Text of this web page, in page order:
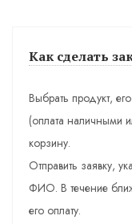
Как сделать
Выбрать продукт,
(оплата наличными
корзину.
Отправить заявку,
ФИО. В течение
его оплату.